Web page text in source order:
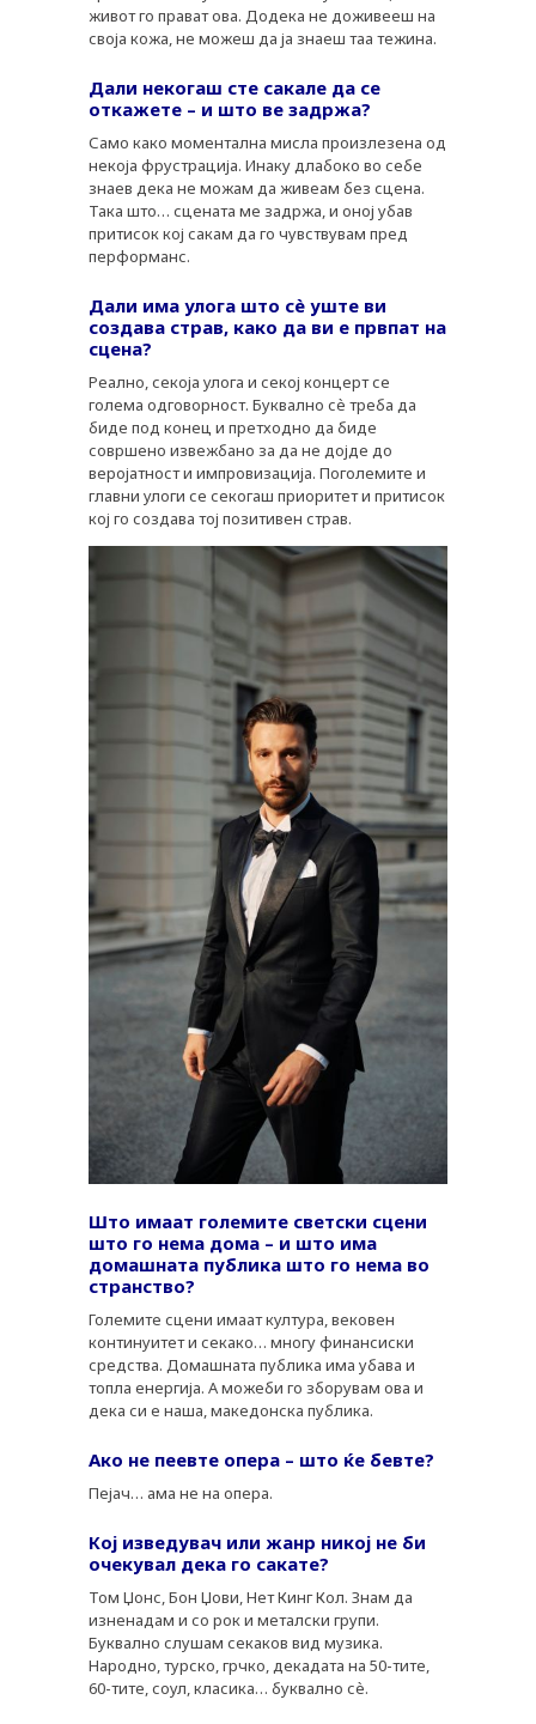
живот го прават ова. Додека не доживееш на
своја кожа, не можеш да ја знаеш таа тежина.
Дали некогаш сте сакале да се
откажете – и што ве задржа?
Само како моментална мисла произлезена од
некоја фрустрација. Инаку длабоко во себе
знаев дека не можам да живеам без сцена.
Така што… сцената ме задржа, и оној убав
притисок кој сакам да го чувствувам пред
перформанс.
Дали има улога што сè уште ви
создава страв, како да ви е првпат на
сцена?
Реално, секоја улога и секој концерт се
голема одговорност. Буквално сѐ треба да
биде под конец и претходно да биде
совршено извежбано за да не дојде до
веројатност и импровизација. Поголемите и
главни улоги се секогаш приоритет и притисок
кој го создава тој позитивен страв.
Што имаат големите светски сцени
што го нема дома – и што има
домашната публика што го нема во
странство?
Големите сцени имаат култура, вековен
континуитет и секако… многу финансиски
средства. Домашната публика има убава и
топла енергија. А можеби го зборувам ова и
дека си е наша, македонска публика.
Ако не пеевте опера – што ќе бевте?
Пејач… ама не на опера.
Кој изведувач или жанр никој не би
очекувал дека го сакате?
Том Џонс, Бон Џови, Нет Кинг Кол. Знам да
изненадам и со рок и металски групи.
Буквално слушам секаков вид музика.
Народно, турско, грчко, декадата на 50-тите,
60-тите, соул, класика… буквално сѐ.